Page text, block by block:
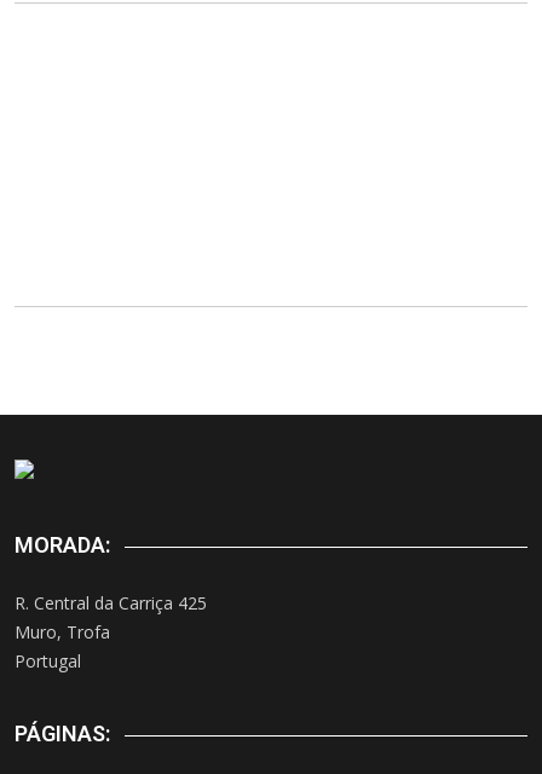
MORADA:
R. Central da Carriça 425
Muro, Trofa
Portugal
PÁGINAS: